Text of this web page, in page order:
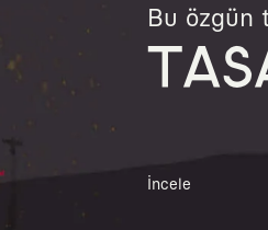
Bu özgün
İncele